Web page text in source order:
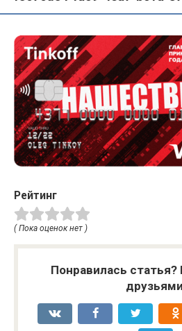
Рейтинг
( Пока оценок нет )
Понравилась